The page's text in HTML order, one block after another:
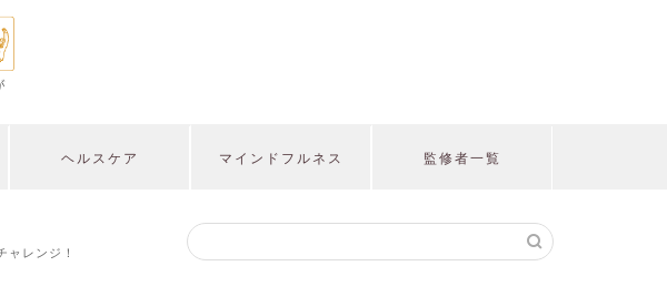
ヘルスケア マインドフルネス 監修者一覧
レンジ！